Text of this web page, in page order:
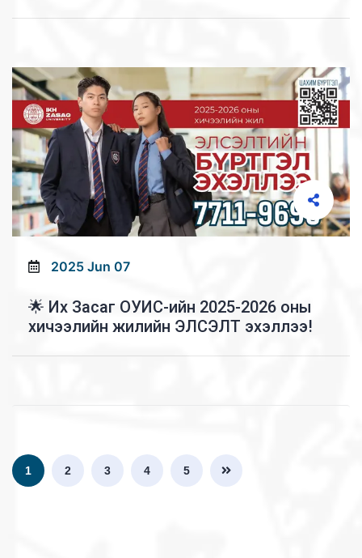
2025 Jun 07
🌟 Их Засаг ОУИС-ийн 2025-2026 оны
хичээлийн жилийн ЭЛСЭЛТ эхэллээ!
1 2 3 4 5